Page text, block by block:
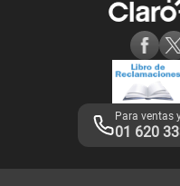
Adquirientes iPhone 6, 6S y
Mensaje de Seguridad
Términos y Condiciones de
Libro de Reclamaciones
Legales de marketplace
Para ventas
01 620